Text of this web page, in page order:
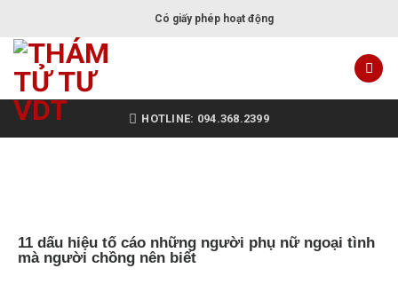
Có giấy phép hoạt động
HOTLINE: 094.368.2399
11 dấu hiệu tố cáo những người phụ nữ ngoại tình
mà người chồng nên biết